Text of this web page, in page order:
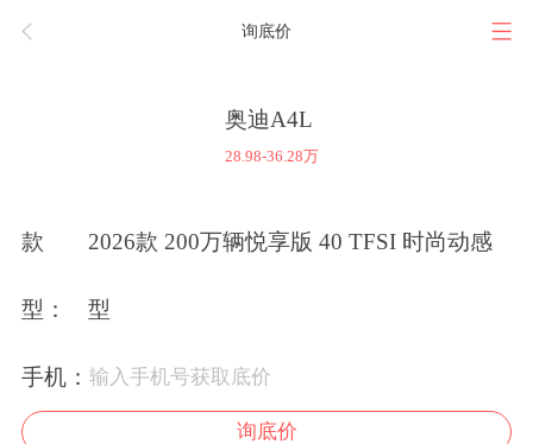
询底价
奥迪A4L
28.98-36.28万
款
型：
2026款 200万辆悦享版 40 TFSI 时尚动感
型
手机：
询底价